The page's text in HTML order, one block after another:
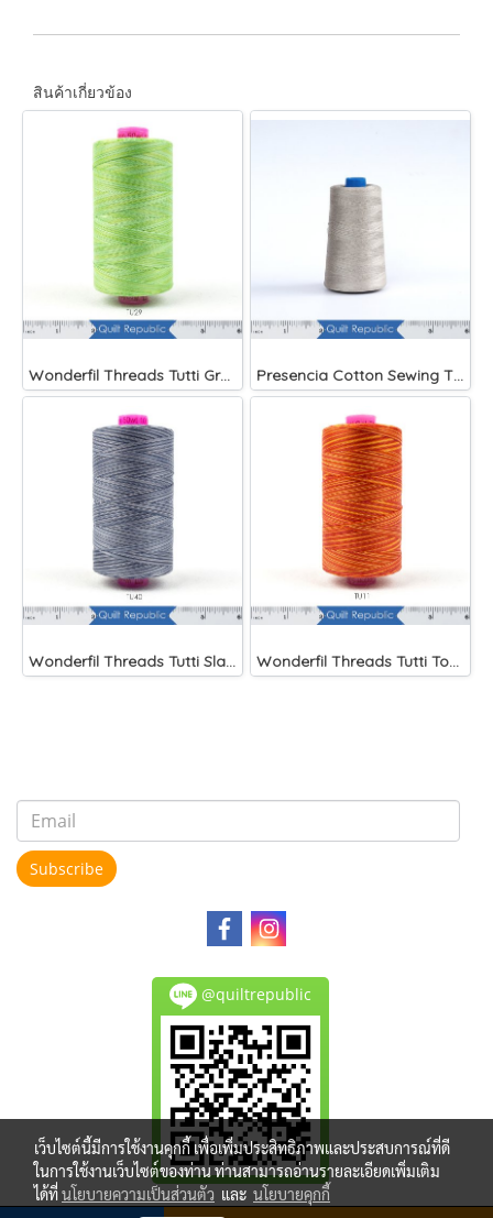
สินค้าเกี่ยวข้อง
Wonderfil Threads Tutti Grass Presencia Cotton Sewing Thread 3-ply 60wt 4882 Yards Grey
Wonderfil Threads Tutti Slate Wonderfil Threads Tutti Tomato
Subscribe
@quiltrepublic
เว็บไซต์นี้มีการใช้งานคุกกี้ เพื่อเพิ่มประสิทธิภาพและประสบการณ์ที่ดี
ในการใช้งานเว็บไซต์ของท่าน ท่านสามารถอ่านรายละเอียดเพิ่มเติม
ได้ที่นโยบายความเป็นส่วนตัว และ นโยบายคุกกี้